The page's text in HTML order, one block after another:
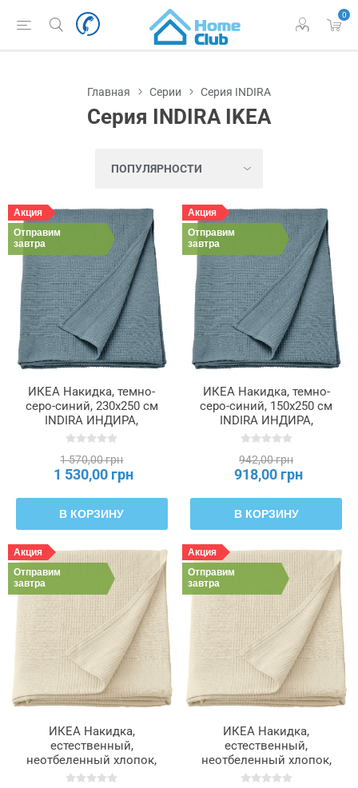
0
Главная Серии Серия INDIRA
Серия INDIRA IKEA
Акция
Отправим
завтра
ИКЕА Накидка, темно-
серо-синий, 230x250 см
INDIRA ИНДИРА,
205.826.34
1 570,00 грн
1 530,00 грн
В КОРЗИНУ
Акция
Отправим
завтра
ИКЕА Накидка, темно-
серо-синий, 150x250 см
INDIRA ИНДИРА,
405.826.33
942,00 грн
918,00 грн
В КОРЗИНУ
Акция
Отправим
завтра
ИКЕА Накидка,
естественный,
неотбеленный хлопок,
230x250 см INDIRA
Акция
Отправим
завтра
ИКЕА Накидка,
естественный,
неотбеленный хлопок,
150x250 см INDIRA